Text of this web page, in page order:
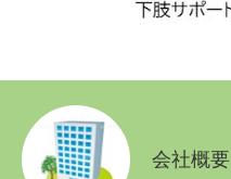
会社概要